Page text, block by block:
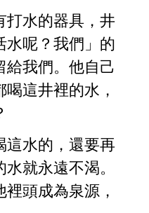
打水的器具，井
水呢？我們」的
給我們。他自己
這井裡的水，
這水的，還要再
就永遠不渴。
頭成為泉源，